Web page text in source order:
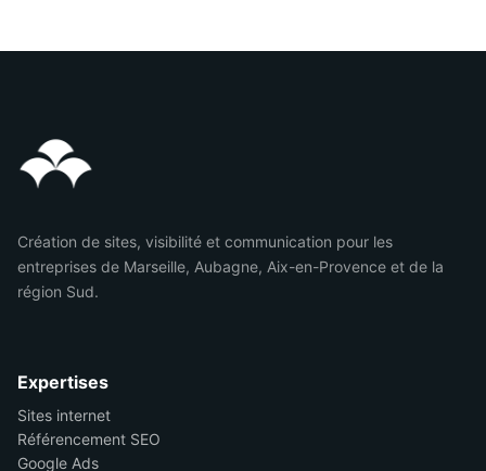
Création de sites, visibilité et communication pour les
entreprises de Marseille, Aubagne, Aix-en-Provence et de la
région Sud.
Expertises
Sites internet
Référencement SEO
Google Ads